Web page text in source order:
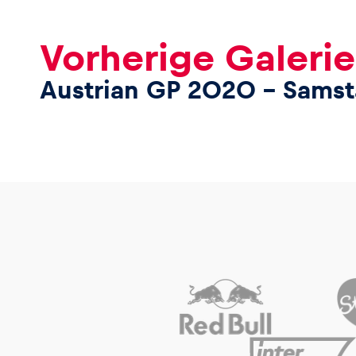
Vorherige Galerie
Austrian GP 2020 –